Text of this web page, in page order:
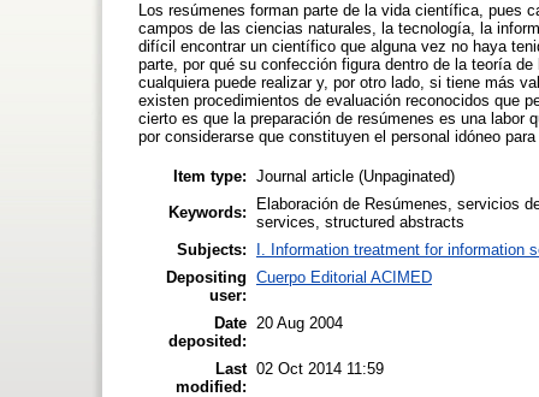
Los resúmenes forman parte de la vida científica, pues
campos de las ciencias naturales, la tecnología, la
difícil encontrar un científico que alguna vez no haya
parte, por qué su confección figura dentro de la teoría
cualquiera puede realizar y, por otro lado, si tiene más
existen procedimientos de evaluación reconocidos que
cierto es que la preparación de resúmenes es una labor
por considerarse que constituyen el personal idóneo
Item type: Journal article (Unpaginated)
Keywords:
Elaboración de Resúmenes, servicios
services, structured abstracts
Subjects:
I. Information treatment for information
Depositing
user:
Cuerpo Editorial ACIMED
Date
deposited:
20 Aug 2004
Last
modified:
02 Oct 2014 11:59